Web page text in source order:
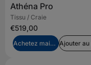
Athéna Pro
Tissu / Craie
€519,00
Achetez maintenant